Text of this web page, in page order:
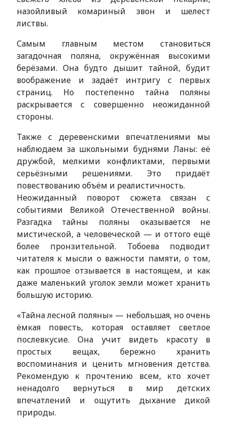
назойливый комариный звон и шелест
листвы.
Самым главным местом становиться
загадочная поляна, окружённая высокими
берёзами. Она будто дышит тайной, будит
воображение и задаёт интригу с первых
страниц. Но постепенно тайна поляны
раскрывается с совершенно неожиданной
стороны.
Также с деревенскими впечатлениями мы
наблюдаем за школьными буднями Ланы: её
дружбой, мелкими конфликтами, первыми
серьёзными решениями. Это придаёт
повествованию объём и реалистичность.
Неожиданный поворот сюжета связан с
событиями Великой Отечественной войны.
Разгадка тайны поляны оказывается не
мистической, а человеческой — и оттого ещё
более пронзительной. Тобоева подводит
читателя к мысли о важности памяти, о том,
как прошлое отзывается в настоящем, и как
даже маленький уголок земли может хранить
большую историю.
«Тайна лесной поляны» — небольшая, но очень
ёмкая повесть, которая оставляет светлое
послевкусие. Она учит видеть красоту в
простых вещах, бережно хранить
воспоминания и ценить мгновения детства.
Рекомендую к прочтению всем, кто хочет
ненадолго вернуться в мир детских
впечатлений и ощутить дыхание дикой
природы.